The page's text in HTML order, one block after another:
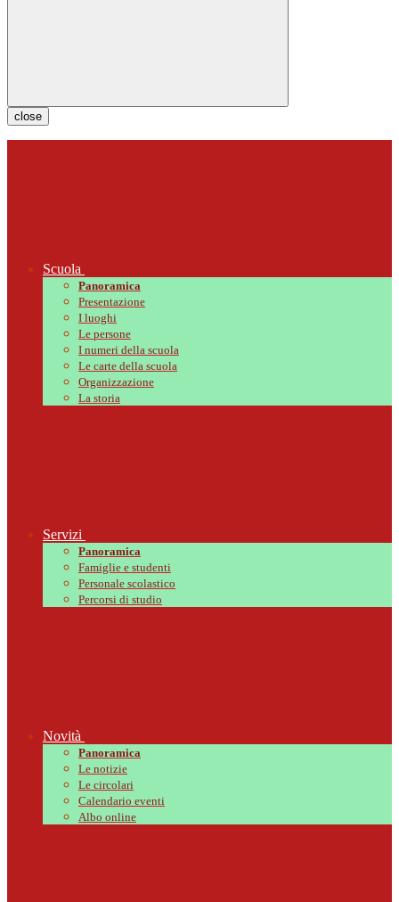
close
Scuola
Panoramica
Presentazione
I luoghi
Le persone
I numeri della scuola
Le carte della scuola
Organizzazione
La storia
Servizi
Panoramica
Famiglie e studenti
Personale scolastico
Percorsi di studio
Novità
Panoramica
Le notizie
Le circolari
Calendario eventi
Albo online